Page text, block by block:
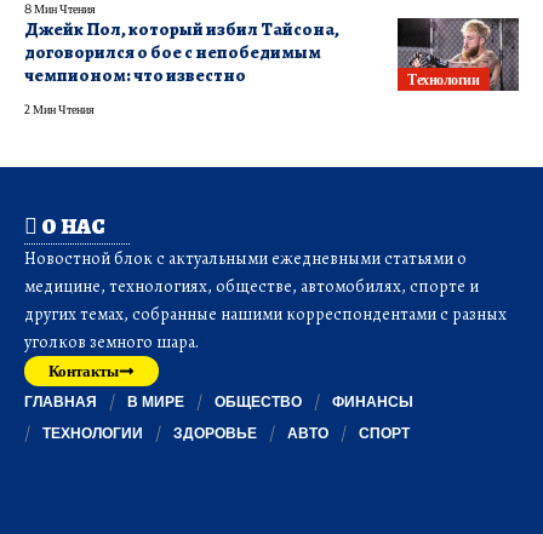
8 Мин Чтения
Технологии
Джейк Пол, который избил Тайсона,
договорился о бое с непобедимым
чемпионом: что известно
2 Мин Чтения
О НАС
Новостной блок с актуальными ежедневными статьями о
медицине, технологиях, обществе, автомобилях, спорте и
других темах, собранные нашими корреспондентами с разных
уголков земного шара.
Контакты
ГЛАВНАЯ В МИРЕ ОБЩЕСТВО
ФИНАНСЫ
ТЕХНОЛОГИИ
ЗДОРОВЬЕ АВТО СПОРТ